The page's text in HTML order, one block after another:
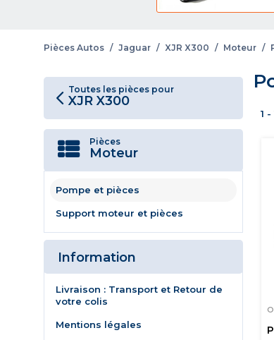
Pièces Autos / Jaguar / XJR X300 / Moteur /
Toutes les pièces pour
XJR X300
Pièces
Moteur
Pompe et pièces
Support moteur et pièces
Information
Livraison : Transport et Retour de
votre colis
Mentions légales
1